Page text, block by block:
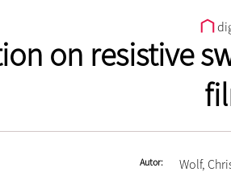
on resistive
Autor Wolf,